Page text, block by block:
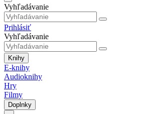
Vyhľadávanie
Prihlásiť
Vyhľadávanie
Knihy
E-knihy
Audioknihy
Hry
Filmy
Doplnky